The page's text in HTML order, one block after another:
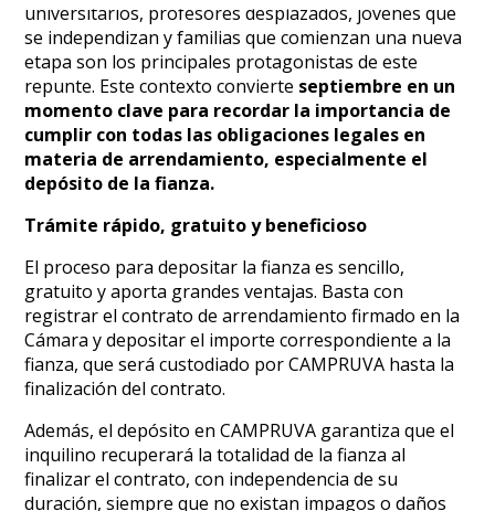
universitarios, profesores desplazados, jóvenes que
se independizan y familias que comienzan una nueva
etapa son los principales protagonistas de este
repunte. Este contexto convierte septiembre en un
momento clave para recordar la importancia de
cumplir con todas las obligaciones legales en
materia de arrendamiento, especialmente el
depósito de la fianza.
Trámite rápido, gratuito y beneficioso
El proceso para depositar la fianza es sencillo,
gratuito y aporta grandes ventajas. Basta con
registrar el contrato de arrendamiento firmado en la
Cámara y depositar el importe correspondiente a la
fianza, que será custodiado por CAMPRUVA hasta la
finalización del contrato.
Además, el depósito en CAMPRUVA garantiza que el
inquilino recuperará la totalidad de la fianza al
finalizar el contrato, con independencia de su
duración, siempre que no existan impagos o daños